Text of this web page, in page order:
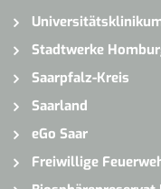
Stadtwerke
Saarpfalz-Kreis
Saarland
eGo Saar
Freiwillige